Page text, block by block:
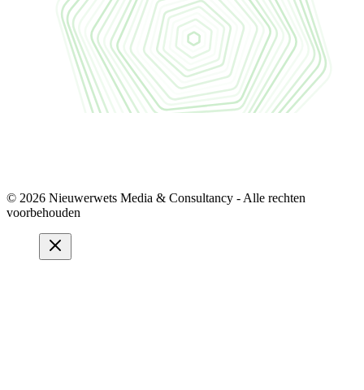
© 2026 Nieuwerwets Media & Consultancy - Alle rechten
voorbehouden